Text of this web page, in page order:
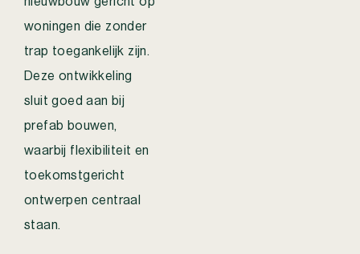
woningen die zonder
trap toegankelijk zijn.
Deze ontwikkeling
sluit goed aan bij
prefab bouwen,
waarbij flexibiliteit en
toekomstgericht
ontwerpen centraal
staan.